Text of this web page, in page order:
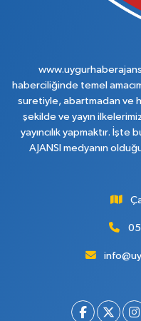
haberciliğinde temel
suretiyle, abartmadan ve
şekilde ve yayın
yayıncılık yapmaktır. İşte
AJANSI medyanın